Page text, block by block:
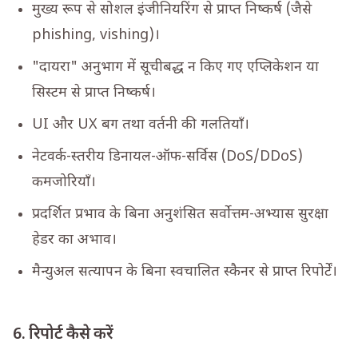
मुख्य रूप से सोशल इंजीनियरिंग से प्राप्त निष्कर्ष (जैसे
phishing, vishing)।
"दायरा" अनुभाग में सूचीबद्ध न किए गए एप्लिकेशन या
सिस्टम से प्राप्त निष्कर्ष।
UI और UX बग तथा वर्तनी की गलतियाँ।
नेटवर्क-स्तरीय डिनायल-ऑफ-सर्विस (DoS/DDoS)
कमजोरियाँ।
प्रदर्शित प्रभाव के बिना अनुशंसित सर्वोत्तम-अभ्यास सुरक्षा
हेडर का अभाव।
मैन्युअल सत्यापन के बिना स्वचालित स्कैनर से प्राप्त रिपोर्टें।
6. रिपोर्ट कैसे करें